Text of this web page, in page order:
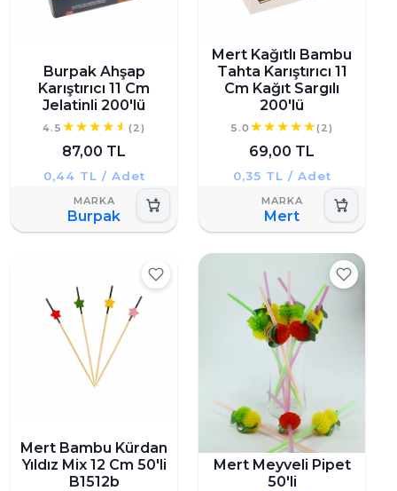
Burpak Ahşap
Karıştırıcı 11 Cm
Jelatinli 200'lü
4.5 (2)
87,00 TL
0,44 TL / Adet
Burpak
Mert Kağıtlı Bambu
Tahta Karıştırıcı 11
Cm Kağıt Sargılı
200'lü
5.0 (2)
69,00 TL
0,35 TL / Adet
Mert
Mert Bambu Kürdan
Yıldız Mix 12 Cm 50'li
B1512b
Mert Meyveli Pipet
50'li